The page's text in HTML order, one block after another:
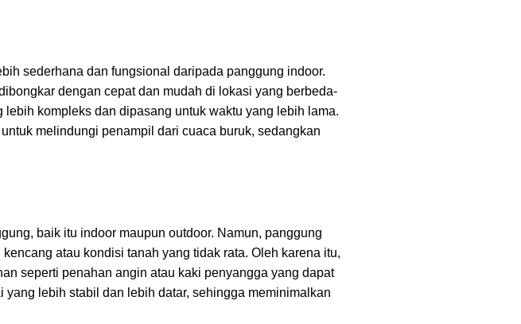
sederhana dan fungsional daripada panggung indoor.
dengan cepat dan mudah di lokasi yang berbeda-
kompleks dan dipasang untuk waktu yang lebih lama.
melindungi penampil dari cuaca buruk, sedangkan
baik itu indoor maupun outdoor. Namun, panggung
atau kondisi tanah yang tidak rata. Oleh karena itu,
seperti penahan angin atau kaki penyangga yang dapat
lebih stabil dan lebih datar, sehingga meminimalkan